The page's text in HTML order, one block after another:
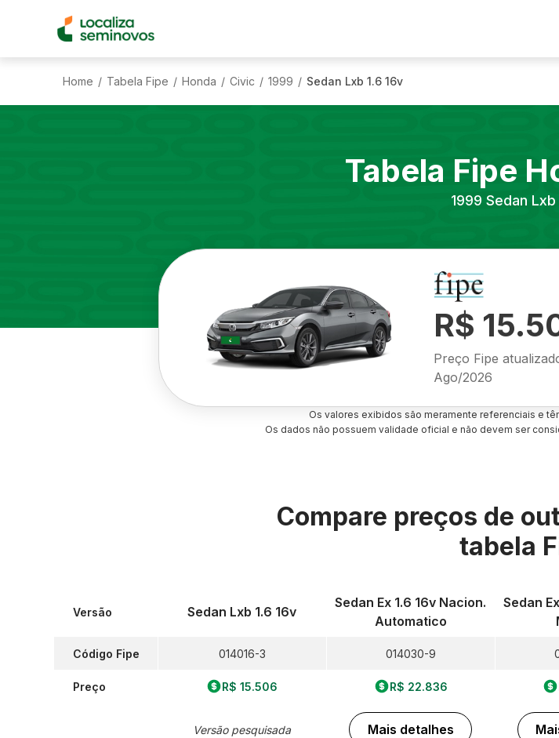
Home / Tabela Fipe / Honda / Civic / 1999 / Sedan Lxb 1.6 16v
Tabela Fipe
1999 Sedan Lxb
R$
Preço Fipe
Ago/2026
Os valores exibidos são meramente referenciais e
Os dados não possuem validade oficial e não devem ser
Compare preços de
tabela
Versão
Código Fipe
Preço
Sedan Lxb 1.6 16v
014016-3
R$ 15.506
Versão pesquisada
Sedan Ex 1.6 16v Nacion.
Automatico
014030-9
R$ 22.836
Mais detalhes
Sedan